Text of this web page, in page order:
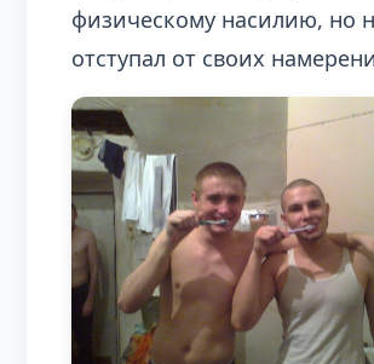
физическому насилию, но
отступал от своих